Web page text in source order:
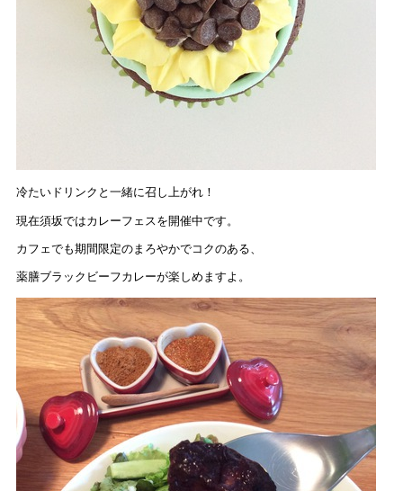
冷たいドリンクと一緒に召し上がれ！
現在須坂ではカレーフェスを開催中です。
カフェでも期間限定のまろやかでコクのある、
薬膳ブラックビーフカレーが楽しめますよ。